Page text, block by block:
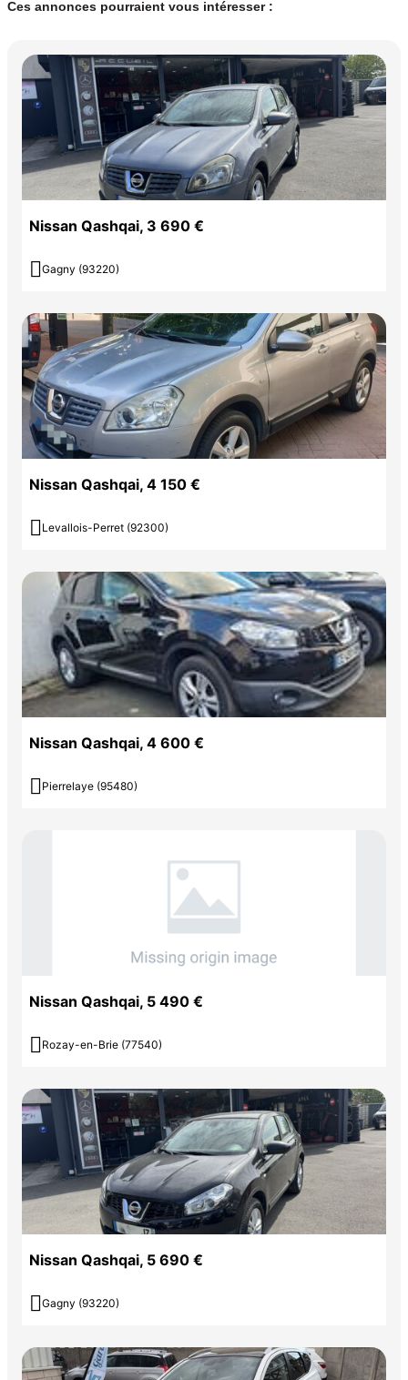
Ces annonces pourraient vous intéresser :
Nissan Qashqai, 3 690 €
 Gagny (93220)
Nissan Qashqai, 4 150 €
 Levallois-Perret (92300)
Nissan Qashqai, 4 600 €
 Pierrelaye (95480)
Nissan Qashqai, 5 490 €
 Rozay-en-Brie (77540)
Nissan Qashqai, 5 690 €
 Gagny (93220)